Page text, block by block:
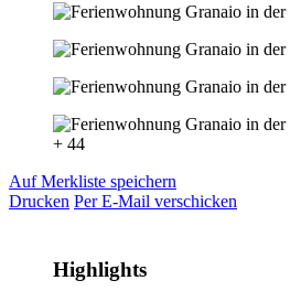
+ 44
Auf Merkliste speichern
Drucken Per E-Mail verschicken
Highlights